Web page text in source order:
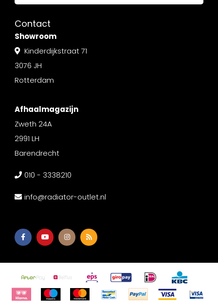
Contact
Showroom
Kinderdijkstraat 71
3076 JH
Rotterdam
Afhaalmagazijn
Zweth 24A
2991 LH
Barendrecht
010 - 3338210
info@radiator-outlet.nl